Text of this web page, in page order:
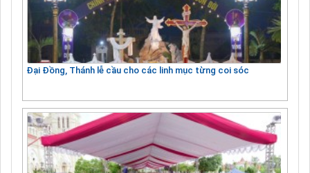
Đại Đồng, Thánh lễ cầu cho các linh mục từng coi sóc